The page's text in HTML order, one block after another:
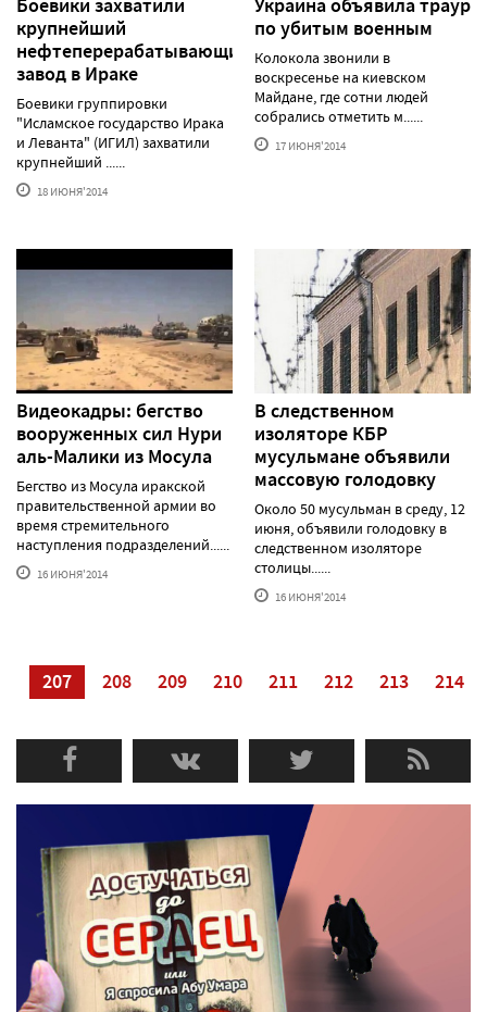
Боевики захватили
крупнейший
нефтеперерабатывающий
завод в Ираке
Боевики группировки
"Исламское государство Ирака
и Леванта" (ИГИЛ) захватили
крупнейший ......
18 ИЮНЯ'2014
Украина объявила траур
по убитым военным
Колокола звонили в
воскресенье на киевском
Майдане, где сотни людей
собрались отметить м......
17 ИЮНЯ'2014
Видеокадры: бегство
вооруженных сил Нури
аль-Малики из Мосула
Бегство из Мосула иракской
правительственной армии во
время стремительного
наступления подразделений......
16 ИЮНЯ'2014
В следственном
изоляторе КБР
мусульмане объявили
массовую голодовку
Около 50 мусульман в среду, 12
июня, объявили голодовку в
следственном изоляторе
столицы......
16 ИЮНЯ'2014
207 208 209 210 211 212 213 214